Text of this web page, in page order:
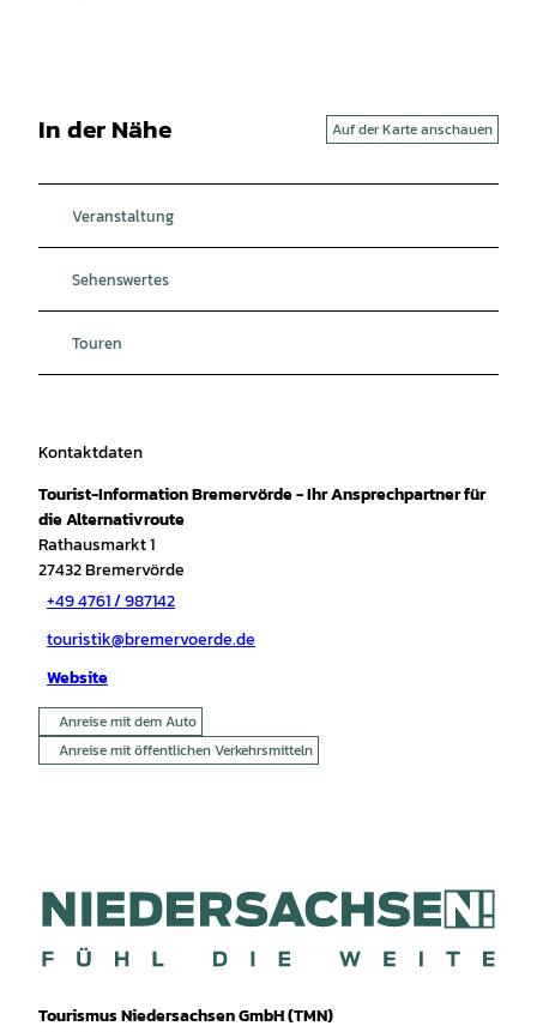
In der Nähe Auf der Karte anschauen
Veranstaltung
Sehenswertes
Touren
Kontaktdaten
Tourist-Information Bremervörde - Ihr Ansprechpartner für
die Alternativroute
Rathausmarkt 1
27432Bremervörde
+49 4761 / 987142
touristik@bremervoerde.de
Website
Anreise mit dem Auto
Anreise mit öffentlichen Verkehrsmitteln
Tourismus Niedersachsen GmbH (TMN)